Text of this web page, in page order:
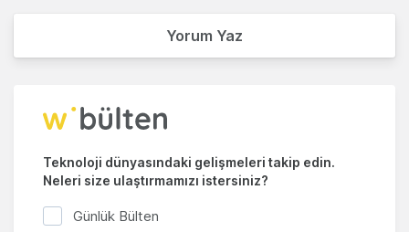
Yorum Yaz
Teknoloji dünyasındaki gelişmeleri takip edin.
Neleri size ulaştırmamızı istersiniz?
Günlük Bülten